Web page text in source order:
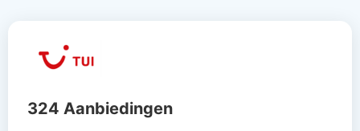
324 Aanbiedingen